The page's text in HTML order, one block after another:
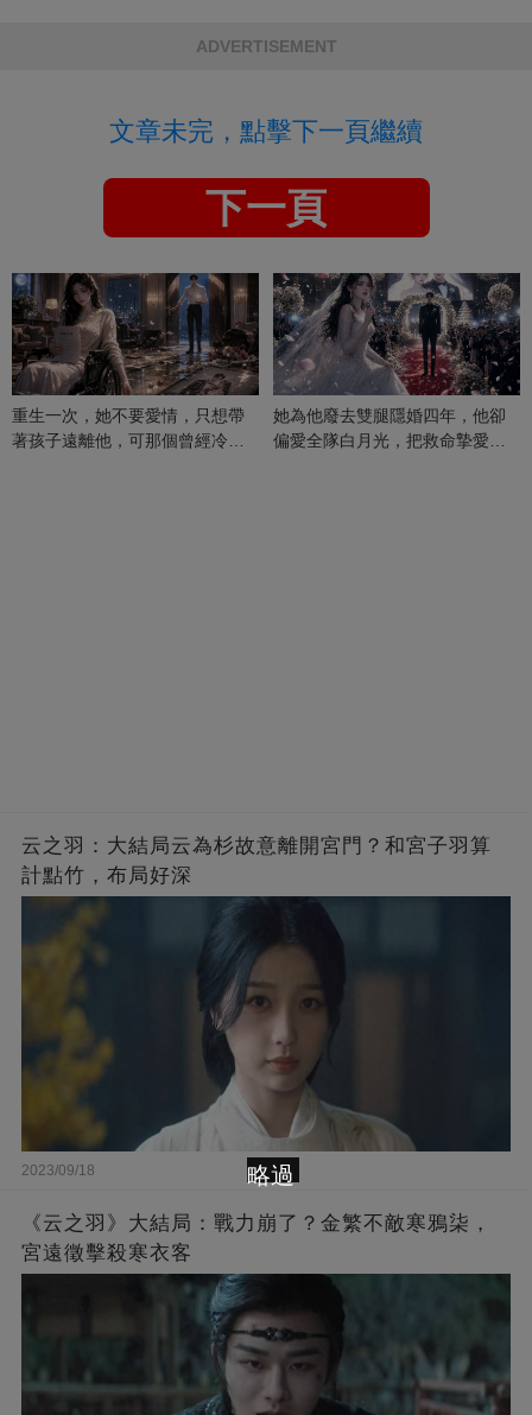
ADVERTISEMENT
文章未完，點擊下一頁繼續
下一頁
重生一次，她不要愛情，只想帶
著孩子遠離他，可那個曾經冷漠
她為他廢去雙腿隱婚四年，他卻
偏愛全隊白月光，把救命摯愛當
云之羽：大結局云為杉故意離開宮門？和宮子羽算
計點竹，布局好深
2023/09/18
《云之羽》大結局：戰力崩了？金繁不敵寒鴉柒，
宮遠徵擊殺寒衣客
略過